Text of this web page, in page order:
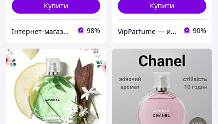
Купити
Інтернет-магазин "Optparfum" 98%
Купити
VipParfume — интернет-магазин парфюмерии и косметики 90%